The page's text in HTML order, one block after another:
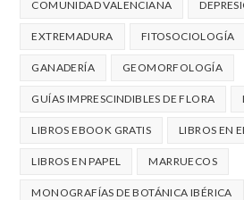
COMUNIDAD VALENCIANA
EXTREMADURA FITOSOCIOLOGÍA
GANADERÍA GEOMORFOLOGÍA
GUÍAS IMPRESCINDIBLES DE FLORA
LIBROS EBOOK GRATIS LIBROS EN
LIBROS EN PAPEL MARRUECOS
MONOGRAFÍAS DE BOTÁNICA IBÉRICA